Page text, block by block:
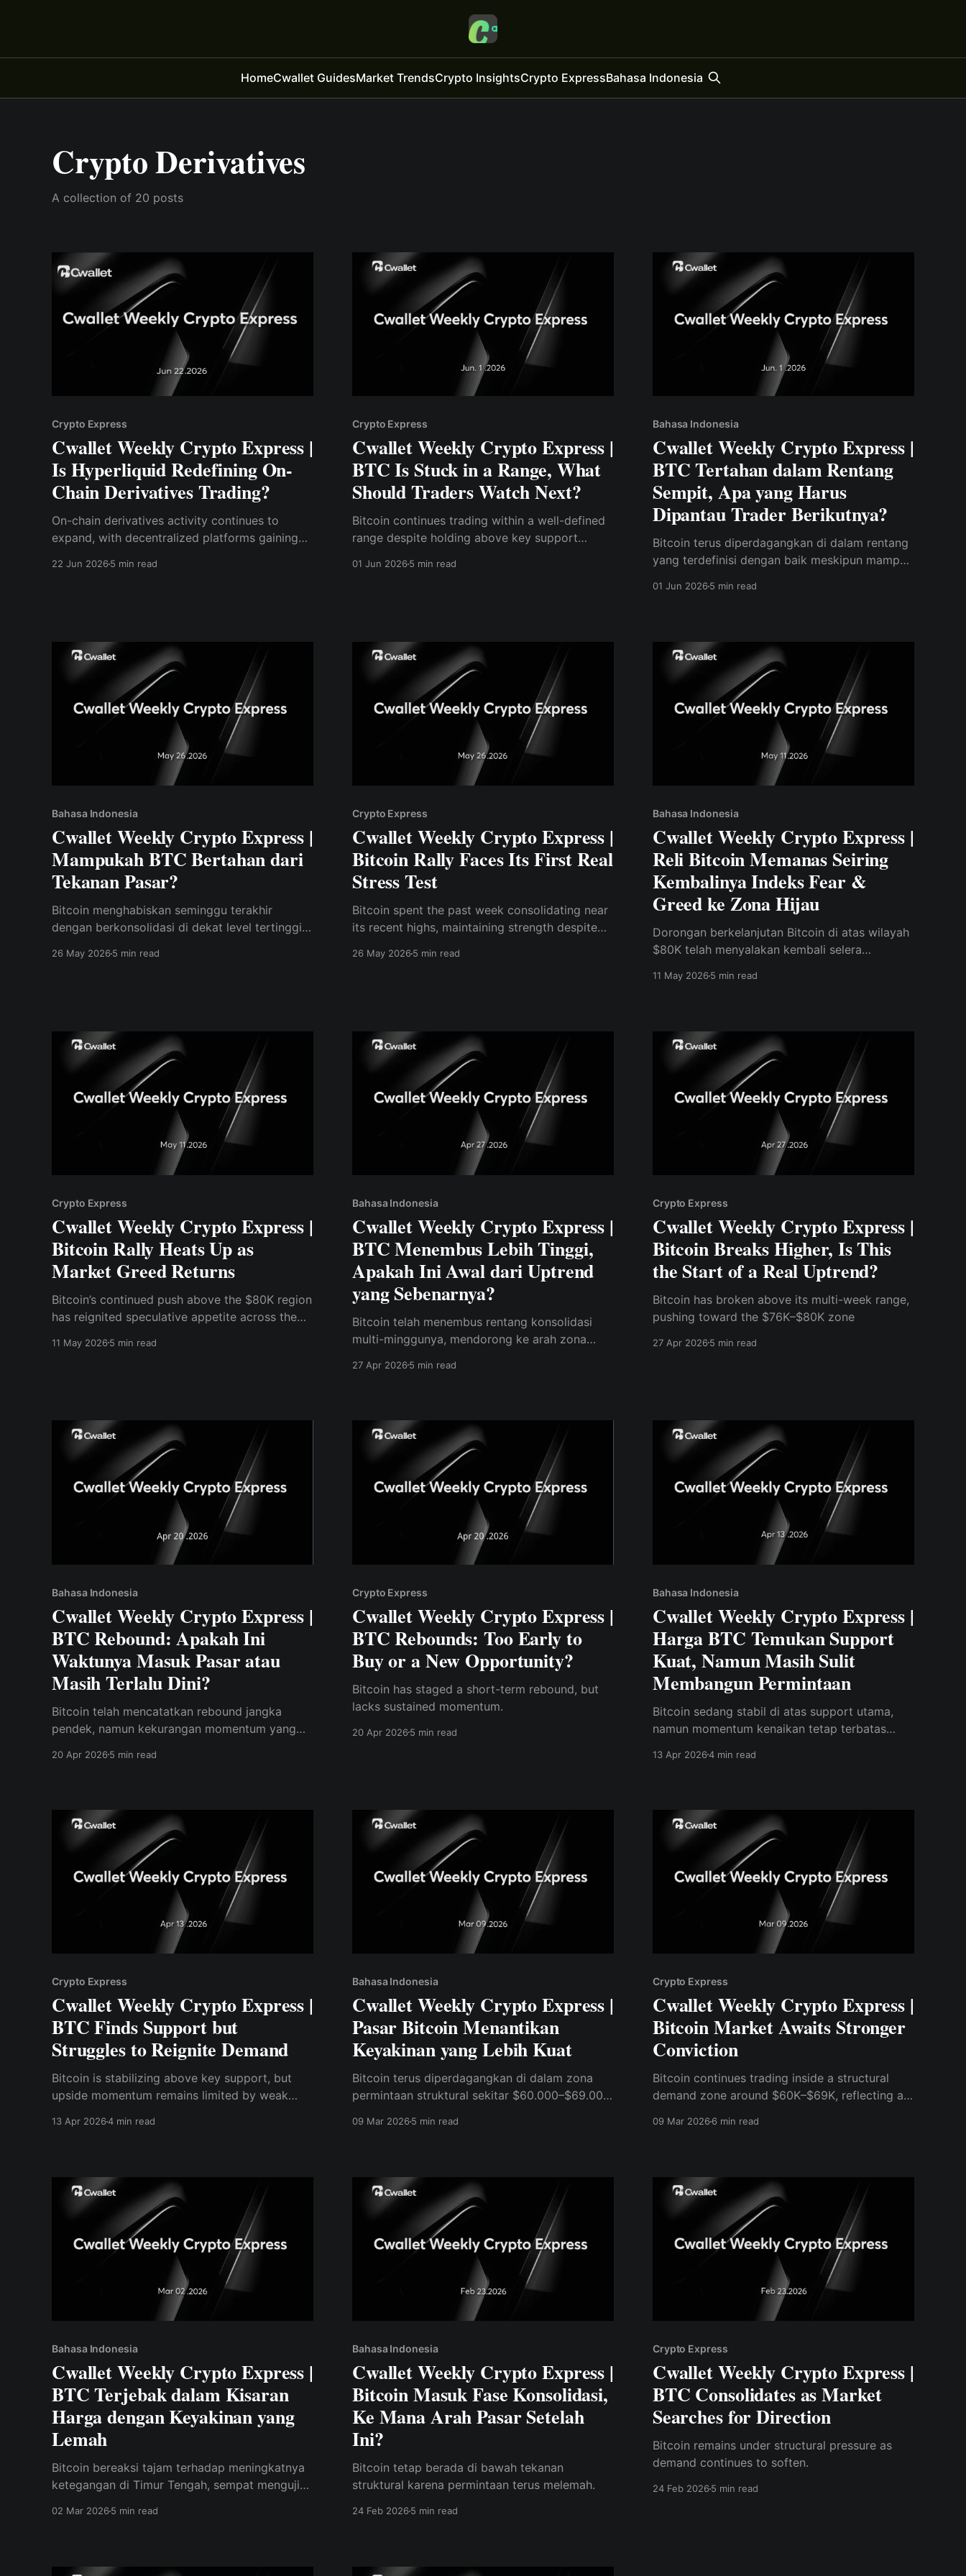
HomeCwallet GuidesMarket TrendsCrypto InsightsCrypto ExpressBahasa Indonesia
Crypto Derivatives
A collection of 20 posts
Crypto Express
Cwallet Weekly Crypto Express |
Is Hyperliquid Redefining On-
Chain Derivatives Trading?
On-chain derivatives activity continues to
expand, with decentralized platforms gaining
22 Jun 20265 min read
Crypto Express
Cwallet Weekly Crypto Express |
BTC Is Stuck in a Range, What
Should Traders Watch Next?
Bitcoin continues trading within a well-defined
range despite holding above key support
01 Jun 20265 min read
Bahasa Indonesia
Cwallet Weekly Crypto Express |
BTC Tertahan dalam Rentang
Sempit, Apa yang Harus
Dipantau Trader Berikutnya?
Bitcoin terus diperdagangkan di dalam rentang
yang terdefinisi dengan baik meskipun mampu
01 Jun 20265 min read
Bahasa Indonesia
Cwallet Weekly Crypto Express |
Mampukah BTC Bertahan dari
Tekanan Pasar?
Bitcoin menghabiskan seminggu terakhir
dengan berkonsolidasi di dekat level tertinggi
meskipun ada peningkatan volatilitas di pasar
26 May 20265 min read
Crypto Express
Cwallet Weekly Crypto Express |
Bitcoin Rally Faces Its First Real
Stress Test
Bitcoin spent the past week consolidating near
its recent highs, maintaining strength despite
market.
26 May 20265 min read
Bahasa Indonesia
Cwallet Weekly Crypto Express |
Reli Bitcoin Memanas Seiring
Kembalinya Indeks Fear &
Greed ke Zona Hijau
Dorongan berkelanjutan Bitcoin di atas wilayah
$80K telah menyalakan kembali selera
yang semakin banyak berotasi kembali ke
11 May 20265 min read
Crypto Express
Cwallet Weekly Crypto Express |
Bitcoin Rally Heats Up as
Market Greed Returns
Bitcoin’s continued push above the $80K region
has reignited speculative appetite across the
into higher-risk positions as confidence returns.
11 May 20265 min read
Bahasa Indonesia
Cwallet Weekly Crypto Express |
BTC Menembus Lebih Tinggi,
Apakah Ini Awal dari Uptrend
yang Sebenarnya?
Bitcoin telah menembus rentang konsolidasi
multi-minggunya, mendorong ke arah zona
27 Apr 20265 min read
Crypto Express
Cwallet Weekly Crypto Express |
Bitcoin Breaks Higher, Is This
the Start of a Real Uptrend?
Bitcoin has broken above its multi-week range,
pushing toward the $76K–$80K zone
27 Apr 20265 min read
Bahasa Indonesia
Cwallet Weekly Crypto Express |
BTC Rebound: Apakah Ini
Waktunya Masuk Pasar atau
Masih Terlalu Dini?
Bitcoin telah mencatatkan rebound jangka
pendek, namun kekurangan momentum yang
20 Apr 20265 min read
Crypto Express
Cwallet Weekly Crypto Express |
BTC Rebounds: Too Early to
Buy or a New Opportunity?
Bitcoin has staged a short-term rebound, but
lacks sustained momentum.
20 Apr 20265 min read
Bahasa Indonesia
Cwallet Weekly Crypto Express |
Harga BTC Temukan Support
Kuat, Namun Masih Sulit
Membangun Permintaan
Bitcoin sedang stabil di atas support utama,
namun momentum kenaikan tetap terbatas
13 Apr 20264 min read
Crypto Express
Cwallet Weekly Crypto Express |
BTC Finds Support but
Struggles to Reignite Demand
Bitcoin is stabilizing above key support, but
upside momentum remains limited by weak
13 Apr 20264 min read
Bahasa Indonesia
Cwallet Weekly Crypto Express |
Pasar Bitcoin Menantikan
Keyakinan yang Lebih Kuat
Bitcoin terus diperdagangkan di dalam zona
permintaan struktural sekitar $60.000–$69.000,
09 Mar 20265 min read
Crypto Express
Cwallet Weekly Crypto Express |
Bitcoin Market Awaits Stronger
Conviction
Bitcoin continues trading inside a structural
demand zone around $60K–$69K, reflecting a
09 Mar 20266 min read
Bahasa Indonesia
Cwallet Weekly Crypto Express |
BTC Terjebak dalam Kisaran
Harga dengan Keyakinan yang
Lemah
Bitcoin bereaksi tajam terhadap meningkatnya
ketegangan di Timur Tengah, sempat menguji
02 Mar 20265 min read
Bahasa Indonesia
Cwallet Weekly Crypto Express |
Bitcoin Masuk Fase Konsolidasi,
Ke Mana Arah Pasar Setelah
Ini?
Bitcoin tetap berada di bawah tekanan
struktural karena permintaan terus melemah.
24 Feb 20265 min read
Crypto Express
Cwallet Weekly Crypto Express |
BTC Consolidates as Market
Searches for Direction
Bitcoin remains under structural pressure as
demand continues to soften.
24 Feb 20265 min read